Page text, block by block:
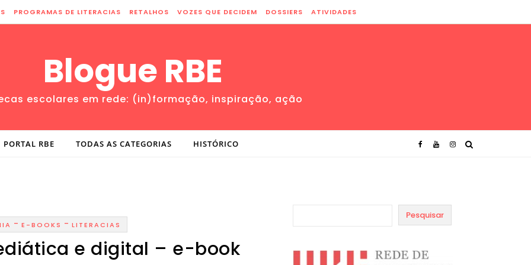
PROGRAMAS DE LITERACIAS RETALHOS VOZES QUE DECIDEM DOSSIERS ATIVIDADES
Blogue RBE
escolares em rede: (in)formação, inspiração, ação
PORTAL RBE TODAS AS CATEGORIAS HISTÓRICO
- E-BOOKS - LITERACIAS
e digital – e-book
Pesquisar